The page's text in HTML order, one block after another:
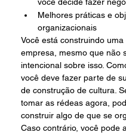
Melhores práticas e
organizacionais
Você está construindo uma
empresa, mesmo que não
intencional sobre isso.
você deve fazer parte de
de construção de cultura.
tomar as rédeas agora,
construir algo de que se
Caso contrário, você pode